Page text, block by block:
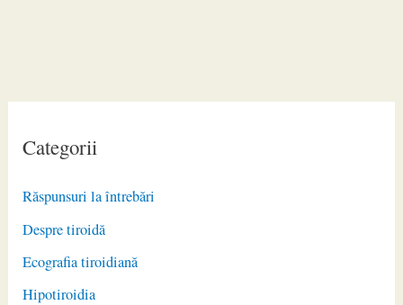
Categorii
Răspunsuri la întrebări
Despre tiroidă
Ecografia tiroidiană
Hipotiroidia